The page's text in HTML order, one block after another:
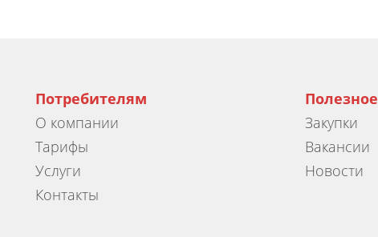
Потребителям
О компании
Тарифы
Услуги
Контакты
Полезное
Закупки
Вакансии
Новости